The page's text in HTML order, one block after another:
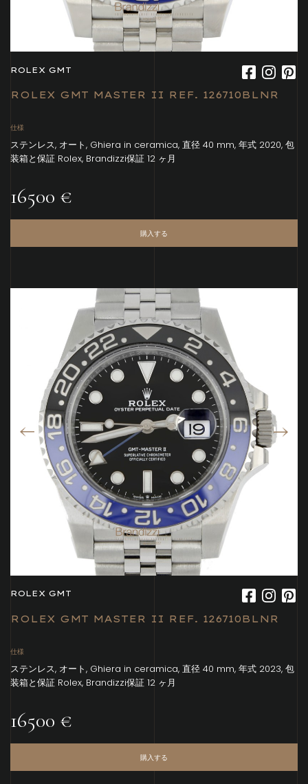
ROLEX GMT
ROLEX GMT MASTER II REF. 126710BLNR
仕様
ステンレス, オート, Ghiera in ceramica, 直径 40 mm, 年式 2020, 包
装箱と保証 Rolex, Brandizzi保証 12 ヶ月
16500 €
購入する
ROLEX GMT
ROLEX GMT MASTER II REF. 126710BLNR
仕様
ステンレス, オート, Ghiera in ceramica, 直径 40 mm, 年式 2023, 包
装箱と保証 Rolex, Brandizzi保証 12 ヶ月
16500 €
購入する